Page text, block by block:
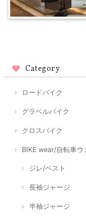
Category
ロードバイク
グラベルバイク
クロスバイク
BIKE wear/自転車ウ
ジレ/ベスト
長袖ジャージ
半袖ジャージ